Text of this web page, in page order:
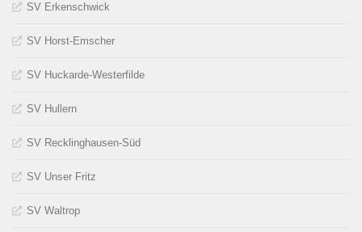
SV Erkenschwick
SV Horst-Emscher
SV Huckarde-Westerfilde
SV Hullern
SV Recklinghausen-Süd
SV Unser Fritz
SV Waltrop